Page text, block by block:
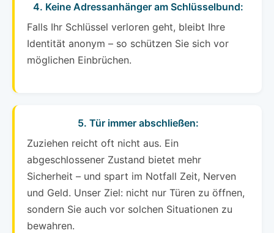
4. Keine Adressanhänger am Schlüsselbund:
Falls Ihr Schlüssel verloren geht, bleibt Ihre
Identität anonym – so schützen Sie sich vor
möglichen Einbrüchen.
5. Tür immer abschließen:
Zuziehen reicht oft nicht aus. Ein
abgeschlossener Zustand bietet mehr
Sicherheit – und spart im Notfall Zeit, Nerven
und Geld. Unser Ziel: nicht nur Türen zu öffnen,
sondern Sie auch vor solchen Situationen zu
bewahren.